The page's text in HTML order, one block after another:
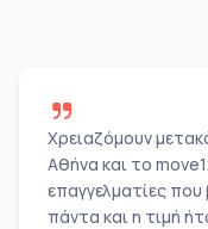
Χρειαζόμουν
Αθήνα και το
επαγγελματίες
πάντα και η τιμή